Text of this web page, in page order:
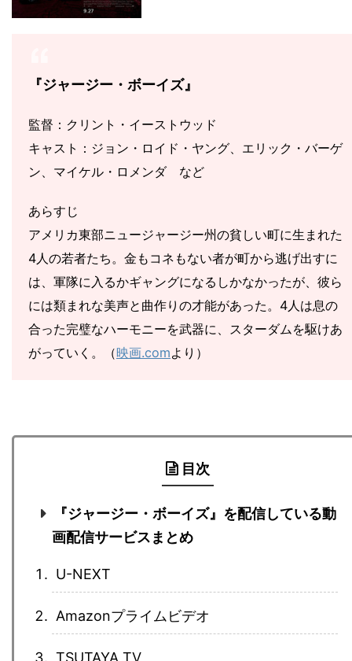
『ジャージー・ボーイズ』
監督：クリント・イーストウッド
キャスト：ジョン・ロイド・ヤング、エリック・バーゲ
ン、マイケル・ロメンダ など
あらすじ
アメリカ東部ニュージャージー州の貧しい町に生まれた
4人の若者たち。金もコネもない者が町から逃げ出すに
は、軍隊に入るかギャングになるしかなかったが、彼ら
には類まれな美声と曲作りの才能があった。4人は息の
合った完璧なハーモニーを武器に、スターダムを駆けあ
がっていく。（映画.comより）
目次
『ジャージー・ボーイズ』を配信している動
画配信サービスまとめ
U-NEXT
Amazonプライムビデオ